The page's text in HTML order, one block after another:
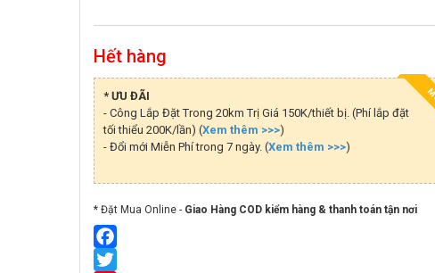
Hết hàng
* ƯU ĐÃI
- Công Lắp Đặt Trong 20km Trị Giá 150K/thiết bị. (Phí lắp đặt
tối thiểu 200K/lần) (Xem thêm >>>)
- Đổi mới Miễn Phí trong 7 ngày. (Xem thêm >>>)
* Đặt Mua Online - Giao Hàng COD kiểm hàng & thanh toán tận nơi
Facebook